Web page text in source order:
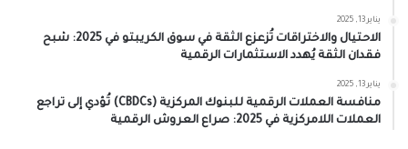
يناير 13, 2025
الاحتيال والاختراقات تُزعزع الثقة في سوق الكريبتو في 2025: شبح
فقدان الثقة يُهدد الاستثمارات الرقمية
يناير 13, 2025
منافسة العملات الرقمية للبنوك المركزية (CBDCs) تُؤدي إلى تراجع
العملات اللامركزية في 2025: صراع العروش الرقمية